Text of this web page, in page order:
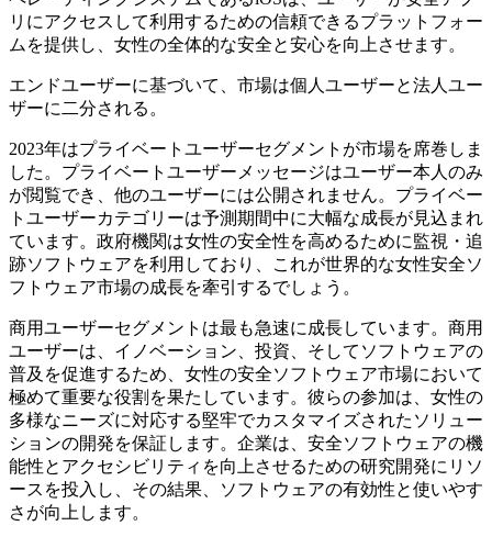
リにアクセスして利用するための信頼できるプラットフォー
ムを提供し、女性の全体的な安全と安心を向上させます。
エンドユーザーに基づいて、市場は個人ユーザーと法人ユー
ザーに二分される。
2023年はプライベートユーザーセグメントが市場を席巻しま
した。プライベートユーザーメッセージはユーザー本人のみ
が閲覧でき、他のユーザーには公開されません。プライベー
トユーザーカテゴリーは予測期間中に大幅な成長が見込まれ
ています。政府機関は女性の安全性を高めるために監視・追
跡ソフトウェアを利用しており、これが世界的な女性安全ソ
フトウェア市場の成長を牽引するでしょう。
商用ユーザーセグメントは最も急速に成長しています。商用
ユーザーは、イノベーション、投資、そしてソフトウェアの
普及を促進するため、女性の安全ソフトウェア市場において
極めて重要な役割を果たしています。彼らの参加は、女性の
多様なニーズに対応する堅牢でカスタマイズされたソリュー
ションの開発を保証します。企業は、安全ソフトウェアの機
能性とアクセシビリティを向上させるための研究開発にリソ
ースを投入し、その結果、ソフトウェアの有効性と使いやす
さが向上します。